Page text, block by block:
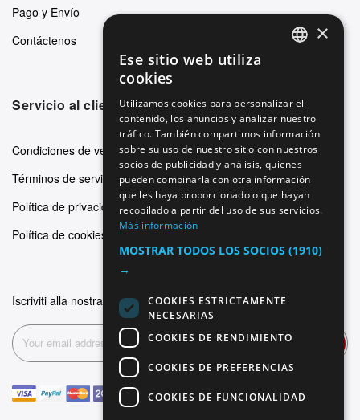
Pago y Envío
Contáctenos
Servicio al cliente
Condiciones de venta
Términos de servicio
Política de privacidad
Política de cookies
Iscriviti alla nostra newsletter
Suscribirse
ITALIAN
SPANISH
FRENCH
×
Ese sitio web utiliza
cookies
Utilizamos cookies para personalizar el
contenido, los anuncios y analizar nuestro
tráfico. También compartimos información
sobre su uso de nuestro sitio con nuestros
socios de publicidad y análisis, quienes
pueden combinarla con otra información
que les haya proporcionado o que hayan
recopilado a partir del uso de sus servicios.
Más información
MOSTRAR TODOS LOS SOCIOS (1910)
→
COOKIES ESTRICTAMENTE
NECESARIAS
COOKIES DE RENDIMIENTO
COOKIES DE PREFERENCIAS
COOKIES DE FUNCIONALIDAD